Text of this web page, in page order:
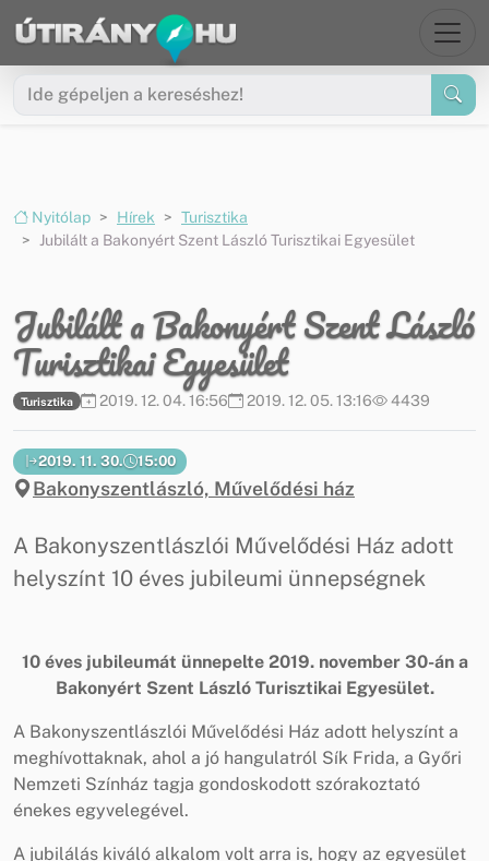
Ugrás a menüre
Ugrás a tartalomra
Nyitólap Hírek
Turisztika
Jubilált a Bakonyért Szent László Turisztikai Egyesület
Jubilált a Bakonyért Szent László
Turisztikai Egyesület
Turisztika 2019. 12. 04. 16:56 2019. 12. 05. 13:16 4439
2019. 11. 30. 15:00
Bakonyszentlászló, Művelődési ház
A Bakonyszentlászlói Művelődési Ház adott
helyszínt 10 éves jubileumi ünnepségnek
10 éves jubileumát ünnepelte 2019. november 30-án a
Bakonyért Szent László Turisztikai Egyesület.
A Bakonyszentlászlói Művelődési Ház adott helyszínt a
meghívottaknak, ahol a jó hangulatról Sík Frida, a Győri
Nemzeti Színház tagja gondoskodott szórakoztató
énekes egyvelegével.
A jubilálás kiváló alkalom volt arra is, hogy az egyesület